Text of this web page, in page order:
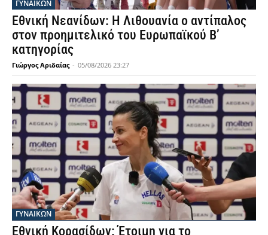
ΓΥΝΑΙΚΩΝ
Εθνική Νεανίδων: Η Λιθουανία ο αντίπαλος
στον προημιτελικό του Ευρωπαϊκού Β’
κατηγορίας
Γιώργος Αριδαίας - 05/08/2026 23:27
ΓΥΝΑΙΚΩΝ
Εθνική Κορασίδων: Έτοιμη για το